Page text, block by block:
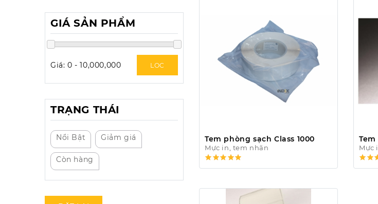
GIÁ SẢN PHẨM
Giá: 0 -10,000,000 LOC
TRẠNG THÁI
Nổi Bật Giảm giá
Còn hàng
Tem phòng sạch Class 1000
Mực in, tem nhãn Mực